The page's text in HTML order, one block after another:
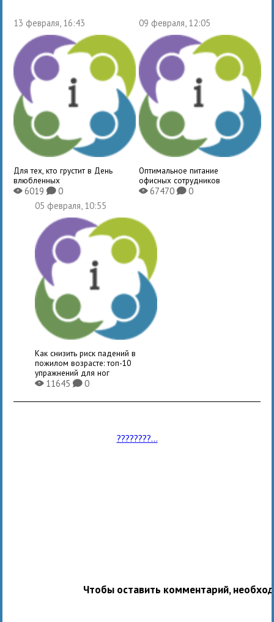
13 февраля, 16:43
Для тех, кто грустит в День
влюбленных
X6019K0
09 февраля, 12:05
Оптимальное питание
офисных сотрудников
X67470 K0
05 февраля, 10:55
Как снизить риск падений в
пожилом возрасте: топ-10
упражнений для ног
X11645K0
????????...
Чтобы оставить комментарий,